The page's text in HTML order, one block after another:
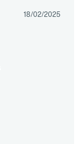
18/02/2025